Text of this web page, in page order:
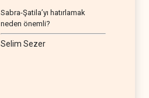
Sabra-Şatila’yı hatırlamak
neden önemli?
Selim Sezer